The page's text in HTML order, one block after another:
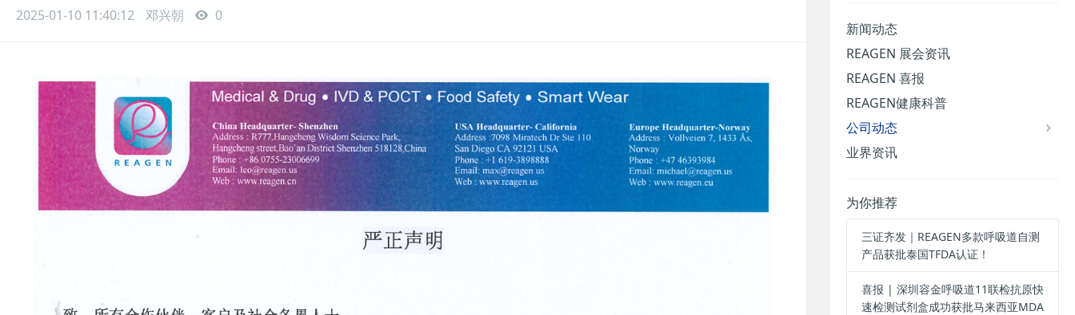
2025-01-10 11:40:12 邓兴朝 0
新闻动态
REAGEN 展会资讯
REAGEN 喜报
REAGEN健康科普
公司动态
业界资讯
为你推荐
三证齐发｜REAGEN多款呼吸道自测
产品获批泰国TFDA认证！
喜报 | 深圳容金呼吸道11联检抗原快
速检测试剂盒成功获批马来西亚MDA